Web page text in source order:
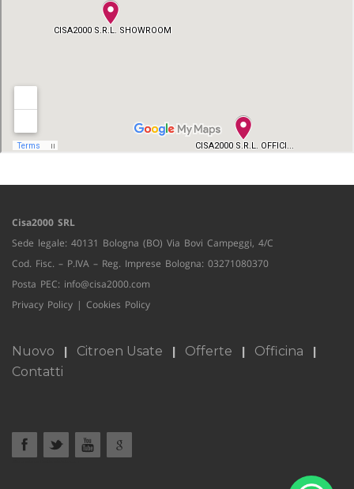
Cisa2000 SRL
Sede legale: 40131 Bologna (BO) Via Bovi Campeggi, 4/C
Cod. Fisc. – P.IVA – Reg. Imprese Bologna: 03271080370
Posta PEC: info@cisa2000.com
Privacy Policy | Cookies Policy
Nuovo Citroen Usate Offerte
Officina
Contatti